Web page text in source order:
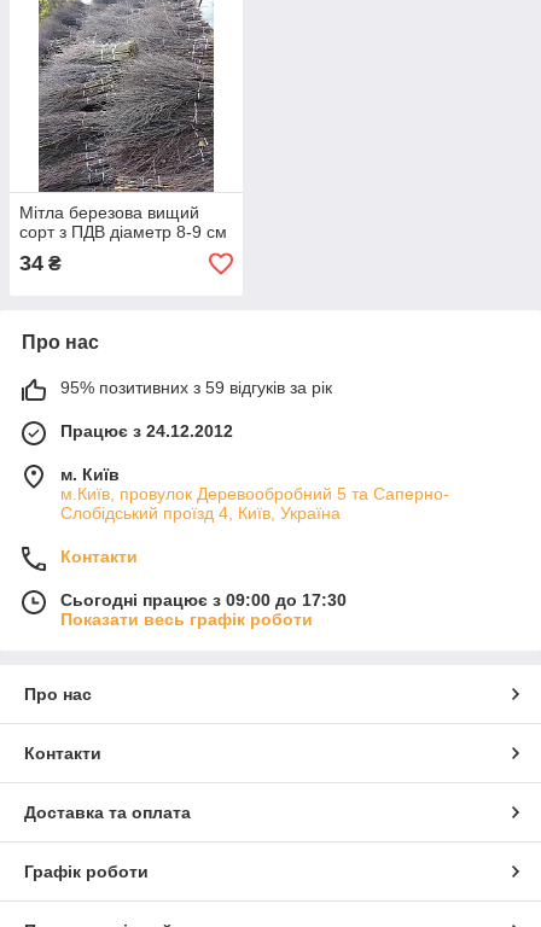
Мітла березова вищий
сорт з ПДВ діаметр 8-9 см
34 ₴
Про нас
95% позитивних з 59 відгуків за рік
Працює з 24.12.2012
м. Київ
м.Київ, провулок Деревообробний 5 та Саперно-
Слобідський проїзд 4, Київ, Україна
Контакти
Сьогодні працює з 09:00 до 17:30
Показати весь графік роботи
Про нас
Контакти
Доставка та оплата
Графік роботи